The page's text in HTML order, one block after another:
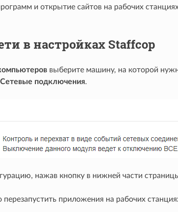
и открытие сайтов на рабочих
в настройках Staffcop
выберите машину, на которой
Сетевые подключения.
нажав кнопку в нижней части
приложения на рабочих